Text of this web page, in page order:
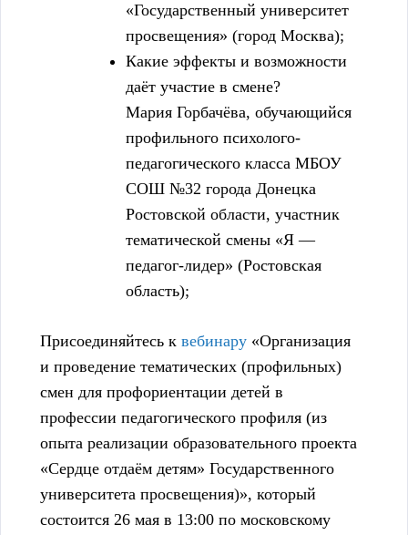
«Государственный университет
просвещения» (город Москва);
Какие эффекты и возможности
даёт участие в смене?
Мария Горбачёва, обучающийся
профильного психолого-
педагогического класса МБОУ
СОШ №32 города Донецка
Ростовской области, участник
тематической смены «Я —
педагог-лидер» (Ростовская
область);
Присоединяйтесь к вебинару «Организация
и проведение тематических (профильных)
смен для профориентации детей в
профессии педагогического профиля (из
опыта реализации образовательного проекта
«Сердце отдаём детям» Государственного
университета просвещения)», который
состоится 26 мая в 13:00 по московскому